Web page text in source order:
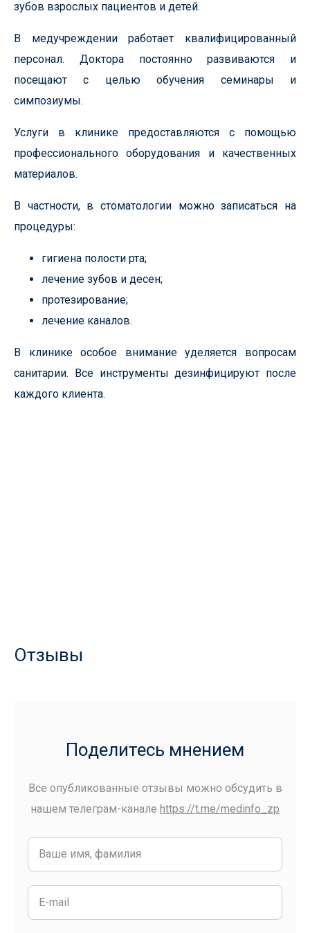
зубов взрослых пациентов и детей.
В медучреждении работает квалифицированный
персонал. Доктора постоянно развиваются и
посещают с целью обучения семинары и
симпозиумы.
Услуги в клинике предоставляются с помощью
профессионального оборудования и качественных
материалов.
В частности, в стоматологии можно записаться на
процедуры:
гигиена полости рта;
лечение зубов и десен;
протезирование;
лечение каналов.
В клинике особое внимание уделяется вопросам
санитарии. Все инструменты дезинфицируют после
каждого клиента.
Отзывы
Поделитесь мнением
Все опубликованные отзывы можно обсудить в
нашем телеграм-канале https://t.me/medinfo_zp